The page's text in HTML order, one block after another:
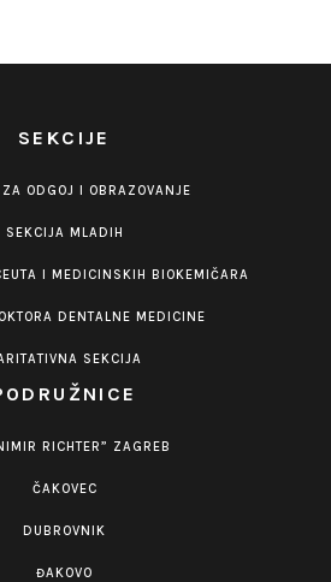
SEKCIJE
ODGOJ I OBRAZOVANJE
SEKCIJA MLADIH
I MEDICINSKIH BIOKEMIČARA
DENTALNE MEDICINE
SEKCIJA
RICHTER” ZAGREB
ČAKOVEC
DUBROVNIK
ĐAKOVO